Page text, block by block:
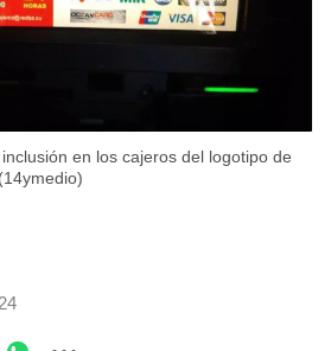
en los cajeros del logotipo de